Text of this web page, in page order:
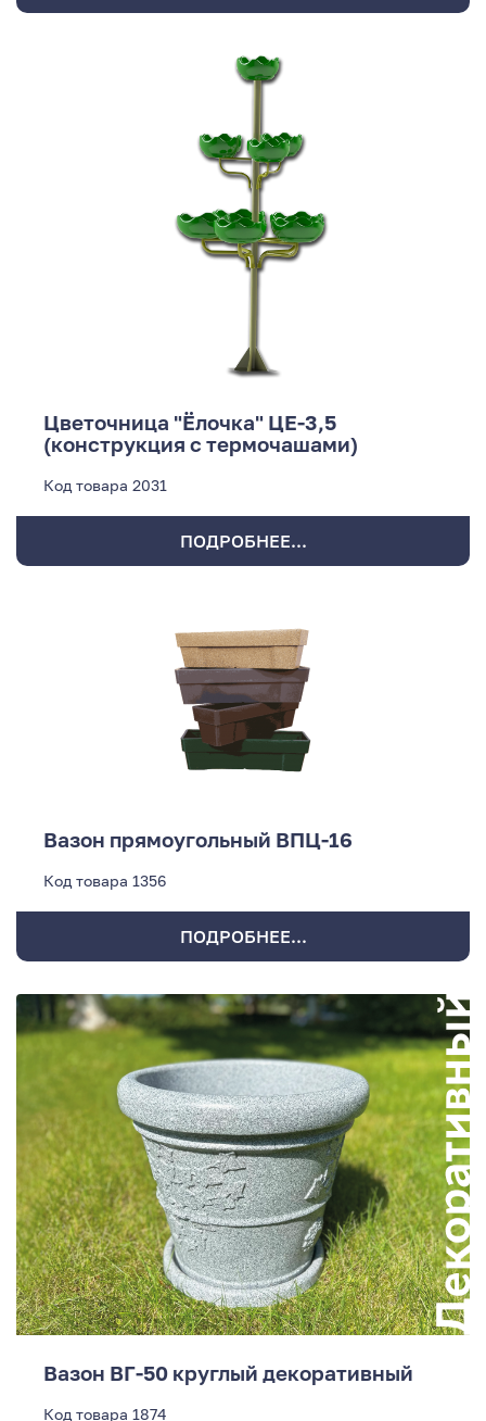
Цветочница "Ёлочка" ЦЕ-3,5
(конструкция с термочашами)
Код товара 2031
ПОДРОБНЕЕ...
Вазон прямоугольный ВПЦ-16
Код товара 1356
ПОДРОБНЕЕ...
Вазон ВГ-50 круглый декоративный
Код товара 1874